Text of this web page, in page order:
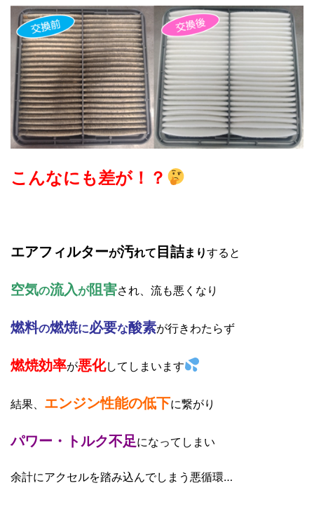
こんなにも差が！？
エアフィルターが汚れて 目詰まりすると
空気の流入が阻害され、流も悪くなり
燃料の燃焼に必要な酸素が行きわたらず
燃焼効率が悪化してしまいます
結果、 エンジン性能の低下に繋がり
パワー・トルク不足になってしまい
余計にアクセルを踏み込んでしまう悪循環…